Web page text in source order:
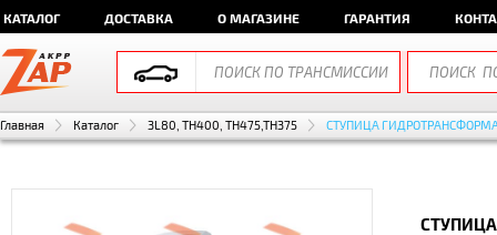
КАТАЛОГ ДОСТАВКА О МАГАЗИНЕ ГАРАНТИЯ
Главная Каталог 3L80, TH400, TH475,TH375 СТУПИЦА